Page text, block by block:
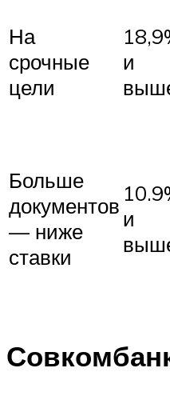
На
срочные
цели
и
Больше
документов
— ниже
ставки
и